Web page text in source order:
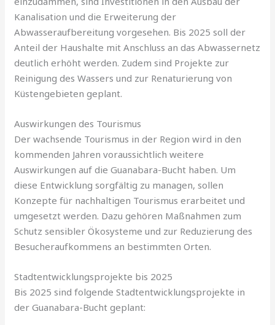
Kanalisation und die Erweiterung der
Abwasseraufbereitung vorgesehen. Bis 2025 soll der
Anteil der Haushalte mit Anschluss an das Abwassernetz
deutlich erhöht werden. Zudem sind Projekte zur
Reinigung des Wassers und zur Renaturierung von
Küstengebieten geplant.
Auswirkungen des Tourismus
Der wachsende Tourismus in der Region wird in den
kommenden Jahren voraussichtlich weitere
Auswirkungen auf die Guanabara-Bucht haben. Um
diese Entwicklung sorgfältig zu managen, sollen
Konzepte für nachhaltigen Tourismus erarbeitet und
umgesetzt werden. Dazu gehören Maßnahmen zum
Schutz sensibler Ökosysteme und zur Reduzierung des
Besucheraufkommens an bestimmten Orten.
Stadtentwicklungsprojekte bis 2025
Bis 2025 sind folgende Stadtentwicklungsprojekte in
der Guanabara-Bucht geplant: